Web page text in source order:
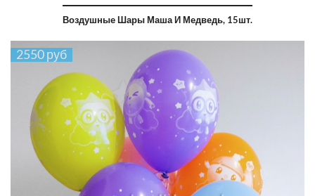
Воздушные Шары Маша И Медведь, 15шт.
2550 руб